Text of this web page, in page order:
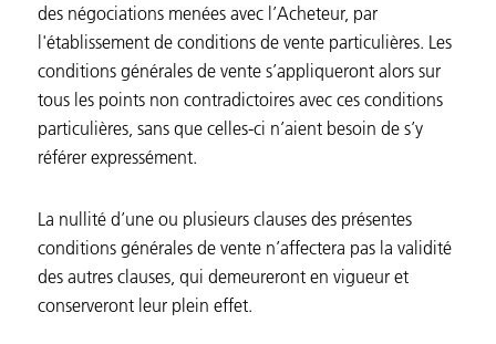
des négociations menées avec l’Acheteur, par
l'établissement de conditions de vente particulières. Les
conditions générales de vente s’appliqueront alors sur
tous les points non contradictoires avec ces conditions
particulières, sans que celles-ci n’aient besoin de s’y
référer expressément.
La nullité d’une ou plusieurs clauses des présentes
conditions générales de vente n’affectera pas la validité
des autres clauses, qui demeureront en vigueur et
conserveront leur plein effet.